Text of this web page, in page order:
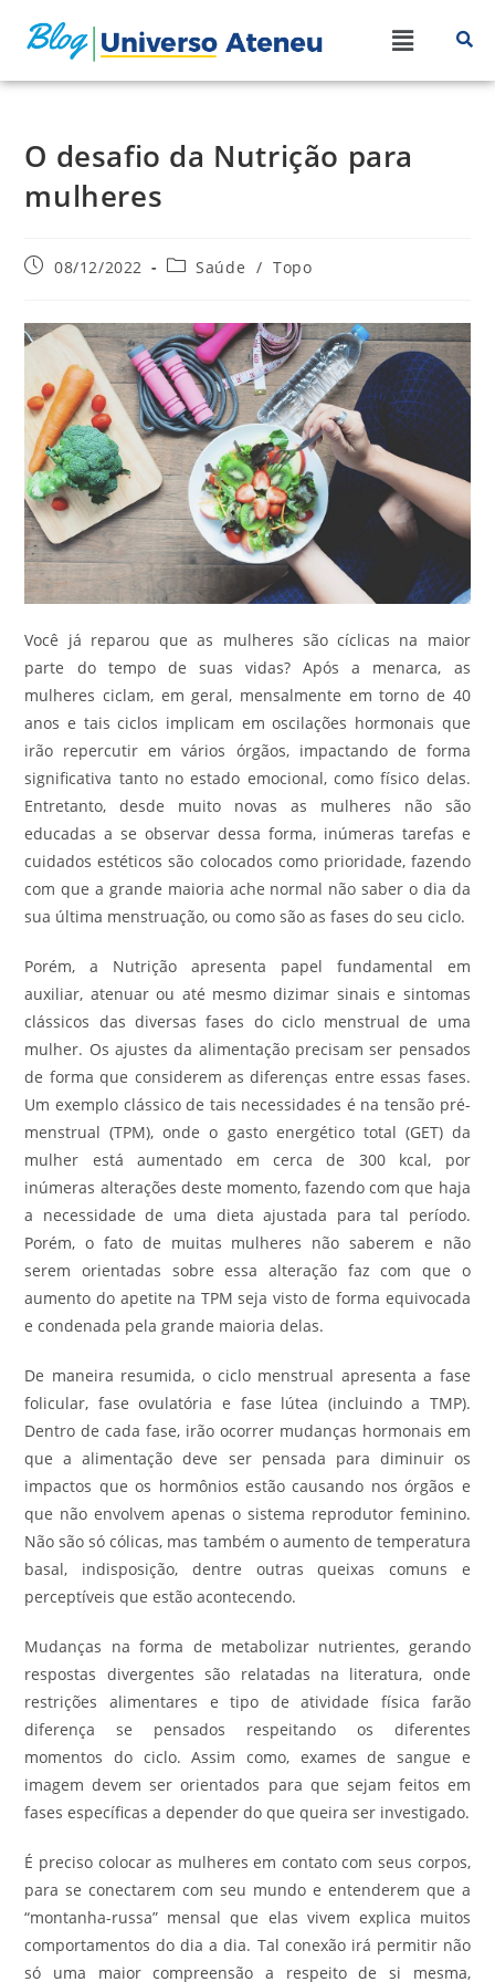
O desafio da Nutrição para
mulheres
08/12/2022 Saúde / Topo
Você já reparou que as mulheres são cíclicas na maior
parte do tempo de suas vidas? Após a menarca, as
mulheres ciclam, em geral, mensalmente em torno de 40
anos e tais ciclos implicam em oscilações hormonais que
irão repercutir em vários órgãos, impactando de forma
significativa tanto no estado emocional, como físico delas.
Entretanto, desde muito novas as mulheres não são
educadas a se observar dessa forma, inúmeras tarefas e
cuidados estéticos são colocados como prioridade, fazendo
com que a grande maioria ache normal não saber o dia da
sua última menstruação, ou como são as fases do seu ciclo.
Porém, a Nutrição apresenta papel fundamental em
auxiliar, atenuar ou até mesmo dizimar sinais e sintomas
clássicos das diversas fases do ciclo menstrual de uma
mulher. Os ajustes da alimentação precisam ser pensados
de forma que considerem as diferenças entre essas fases.
Um exemplo clássico de tais necessidades é na tensão pré-
menstrual (TPM), onde o gasto energético total (GET) da
mulher está aumentado em cerca de 300 kcal, por
inúmeras alterações deste momento, fazendo com que haja
a necessidade de uma dieta ajustada para tal período.
Porém, o fato de muitas mulheres não saberem e não
serem orientadas sobre essa alteração faz com que o
aumento do apetite na TPM seja visto de forma equivocada
e condenada pela grande maioria delas.
De maneira resumida, o ciclo menstrual apresenta a fase
folicular, fase ovulatória e fase lútea (incluindo a TMP).
Dentro de cada fase, irão ocorrer mudanças hormonais em
que a alimentação deve ser pensada para diminuir os
impactos que os hormônios estão causando nos órgãos e
que não envolvem apenas o sistema reprodutor feminino.
Não são só cólicas, mas também o aumento de temperatura
basal, indisposição, dentre outras queixas comuns e
perceptíveis que estão acontecendo.
Mudanças na forma de metabolizar nutrientes, gerando
respostas divergentes são relatadas na literatura, onde
restrições alimentares e tipo de atividade física farão
diferença se pensados respeitando os diferentes
momentos do ciclo. Assim como, exames de sangue e
imagem devem ser orientados para que sejam feitos em
fases específicas a depender do que queira ser investigado.
É preciso colocar as mulheres em contato com seus corpos,
para se conectarem com seu mundo e entenderem que a
“montanha-russa” mensal que elas vivem explica muitos
comportamentos do dia a dia. Tal conexão irá permitir não
só uma maior compreensão a respeito de si mesma,